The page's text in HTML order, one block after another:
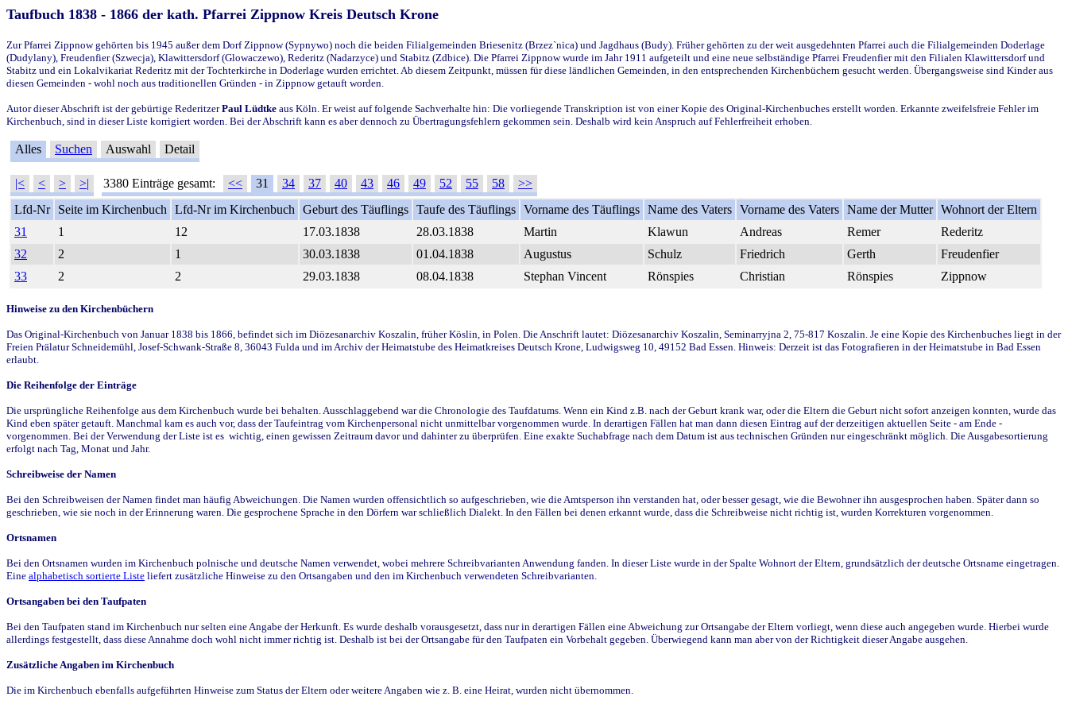
Taufbuch 1838 - 1866 der kath. Pfarrei Zippnow Kreis Deutsch Krone
Zur Pfarrei Zippnow gehörten bis 1945 außer dem Dorf Zippnow (Sypnywo) noch die beiden Filialgemeinden Briesenitz (Brzez`nica) und Jagdhaus (Budy). Früher gehörten zu der weit ausgedehnten Pfarrei auch die Filialgemeinden Doderlage
(Dudylany), Freudenfier (Szwecja), Klawittersdorf (Glowaczewo), Rederitz (Nadarzyce) und Stabitz (Zdbice). Die Pfarrei Zippnow wurde im Jahr 1911 aufgeteilt und eine neue selbständige Pfarrei Freudenfier mit den Filialen Klawittersdorf und
Stabitz und ein Lokalvikariat Rederitz mit der Tochterkirche in Doderlage wurden errichtet. Ab diesem Zeitpunkt, müssen für diese ländlichen Gemeinden, in den entsprechenden Kirchenbüchern gesucht werden. Übergangsweise sind Kinder aus
diesen Gemeinden - wohl noch aus traditionellen Gründen - in Zippnow getauft worden.
Autor dieser Abschrift ist der gebürtige RederitzerPaul Lüdtke aus Köln. Er weist auf folgende Sachverhalte hin: Die vorliegende Transkription ist von einer Kopie des Original-Kirchenbuches erstellt worden. Erkannte zweifelsfreie Fehler im
Kirchenbuch, sind in dieser Liste korrigiert worden. Bei der Abschrift kann es aber dennoch zu Übertragungsfehlern gekommen sein. Deshalb wird kein Anspruch auf Fehlerfreiheit erhoben.
Alles Suchen Auswahl Detail
|< < > >| 3380 Einträge gesamt: << 31 34 37 40 43 46 49 52 55 58
>>
Lfd-Nr
Seite im Kirchenbuch Lfd-Nr im Kirchenbuch Geburt des Täuflings Taufe des Täuflings Vorname des Täuflings Name des Vaters Vorname des Vaters Name der Mutter Wohnort der Eltern
31
1 12 17.03.1838 28.03.1838 Martin Klawun Andreas Remer
Rederitz
32
2 1 30.03.1838 01.04.1838 Augustus Schulz Friedrich Gerth
Freudenfier
33
2 2 29.03.1838 08.04.1838 Stephan Vincent Rönspies Christian Rönspies Zippnow
Hinweise zu den Kirchenbüchern
Das Original-Kirchenbuch von Januar 1838 bis 1866, befindet sich im Diözesanarchiv Koszalin, früher Köslin, in Polen. Die Anschrift lautet: Diözesanarchiv Koszalin, Seminarryjna 2, 75-817 Koszalin. Je eine Kopie des Kirchenbuches liegt in der
Freien Prälatur Schneidemühl, Josef-Schwank-Straße 8, 36043 Fulda und im Archiv der Heimatstube des Heimatkreises Deutsch Krone, Ludwigsweg 10, 49152 Bad Essen. Hinweis: Derzeit ist das Fotografieren in der Heimatstube in Bad Essen
erlaubt.
Die Reihenfolge der Einträge
Die ursprüngliche Reihenfolge aus dem Kirchenbuch wurde bei behalten. Ausschlaggebend war die Chronologie des Taufdatums. Wenn ein Kind z.B. nach der Geburt krank war, oder die Eltern die Geburt nicht sofort anzeigen konnten, wurde das
Kind eben später getauft. Manchmal kam es auch vor, dass der Taufeintrag vom Kirchenpersonal nicht unmittelbar vorgenommen wurde. In derartigen Fällen hat man dann diesen Eintrag auf der derzeitigen aktuellen Seite - am Ende -
vorgenommen. Bei der Verwendung der Liste ist es wichtig, einen gewissen Zeitraum davor und dahinter zu überprüfen. Eine exakte Suchabfrage nach dem Datum ist aus technischen Gründen nur eingeschränkt möglich. Die Ausgabesortierung
erfolgt nach Tag, Monat und Jahr.
Schreibweise der Namen
Bei den Schreibweisen der Namen findet man häufig Abweichungen. Die Namen wurden offensichtlich so aufgeschrieben, wie die Amtsperson ihn verstanden hat, oder besser gesagt, wie die Bewohner ihn ausgesprochen haben. Später dann so
geschrieben, wie sie noch in der Erinnerung waren. Die gesprochene Sprache in den Dörfern war schließlich Dialekt. In den Fällen bei denen erkannt wurde, dass die Schreibweise nicht richtig ist, wurden Korrekturen vorgenommen.
Ortsnamen
Bei den Ortsnamen wurden im Kirchenbuch polnische und deutsche Namen verwendet, wobei mehrere Schreibvarianten Anwendung fanden. In dieser Liste wurde in der Spalte Wohnort der Eltern, grundsätzlich der deutsche Ortsname eingetragen.
Eine alphabetisch sortierte Liste liefert zusätzliche Hinweise zu den Ortsangaben und den im Kirchenbuch verwendeten Schreibvarianten.
Ortsangaben bei den Taufpaten
Bei den Taufpaten stand im Kirchenbuch nur selten eine Angabe der Herkunft. Es wurde deshalb vorausgesetzt, dass nur in derartigen Fällen eine Abweichung zur Ortsangabe der Eltern vorliegt, wenn diese auch angegeben wurde. Hierbei wurde
allerdings festgestellt, dass diese Annahme doch wohl nicht immer richtig ist. Deshalb ist bei der Ortsangabe für den Taufpaten ein Vorbehalt gegeben. Überwiegend kann man aber von der Richtigkeit dieser Angabe ausgehen.
Zusätzliche Angaben im Kirchenbuch
Die im Kirchenbuch ebenfalls aufgeführten Hinweise zum Status der Eltern oder weitere Angaben wie z. B. eine Heirat, wurden nicht übernommen.